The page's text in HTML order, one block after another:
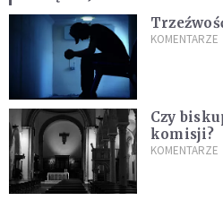
KOMENTARZE
Czy
komisji?
KOMENTARZE